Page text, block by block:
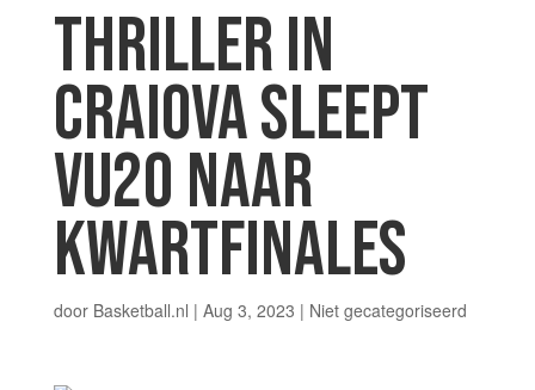
THRILLER IN
CRAIOVA SLEEPT
VU20 NAAR
KWARTFINALES
door Basketball.nl | Aug 3, 2023 | Niet gecategoriseerd